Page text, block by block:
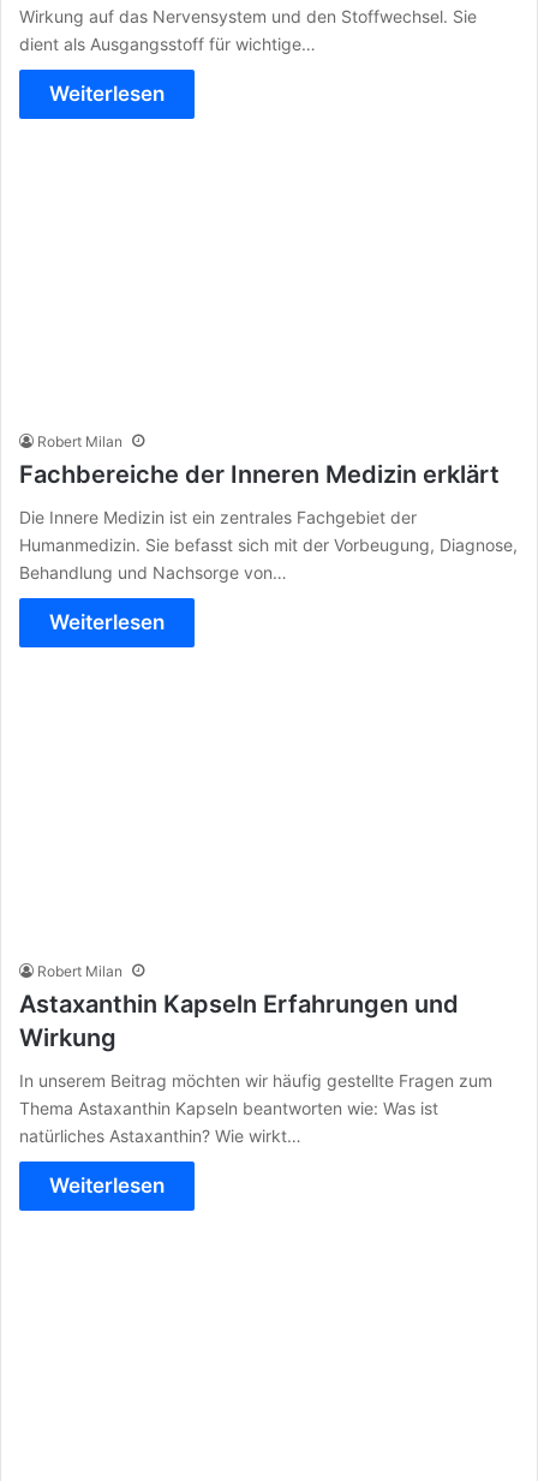
Wirkung auf das Nervensystem und den Stoffwechsel. Sie
dient als Ausgangsstoff für wichtige…
Weiterlesen
Robert Milan
Fachbereiche der Inneren Medizin erklärt
Die Innere Medizin ist ein zentrales Fachgebiet der
Humanmedizin. Sie befasst sich mit der Vorbeugung, Diagnose,
Behandlung und Nachsorge von…
Weiterlesen
Robert Milan
Astaxanthin Kapseln Erfahrungen und
Wirkung
In unserem Beitrag möchten wir häufig gestellte Fragen zum
Thema Astaxanthin Kapseln beantworten wie: Was ist
natürliches Astaxanthin? Wie wirkt…
Weiterlesen